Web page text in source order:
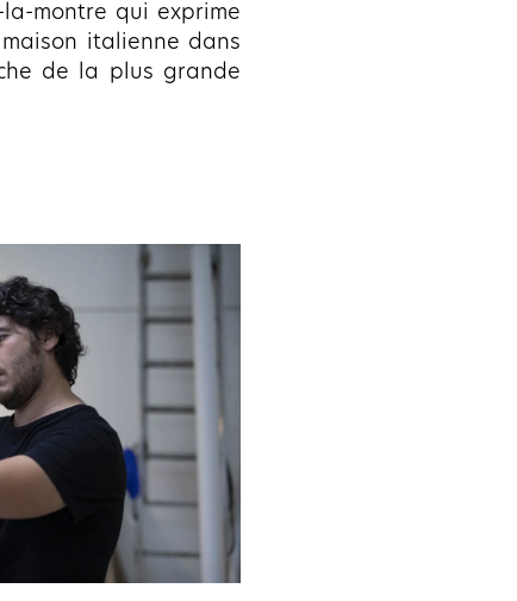
montre qui exprime
italienne dans
de la plus grande